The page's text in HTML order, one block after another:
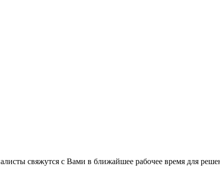
свяжутся с Вами в ближайшее рабочее время для